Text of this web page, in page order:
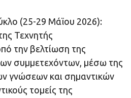
(25-29 Μάϊου 2026):
Τεχνητής
την βελτίωση της
συμμετεχόντων, μέσω της
γνώσεων και σημαντικών
τομείς της